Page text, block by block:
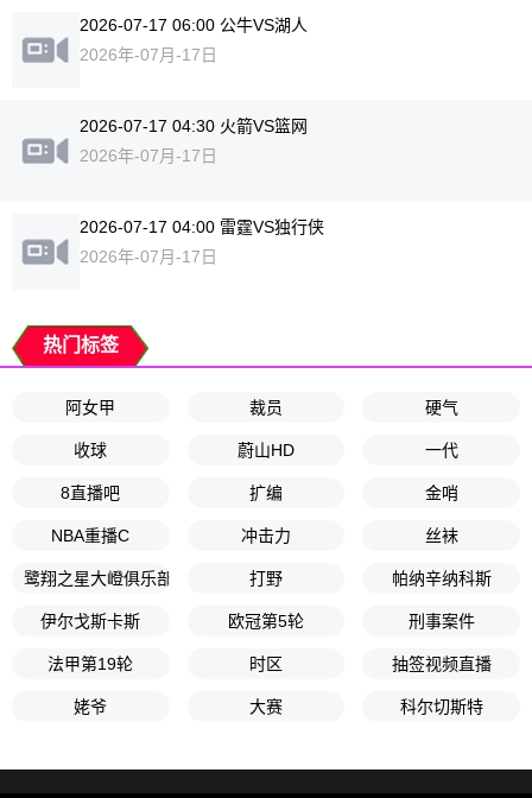
2026-07-17 06:00 公牛VS湖人
2026年-07月-17日
2026-07-17 04:30 火箭VS篮网
2026年-07月-17日
2026-07-17 04:00 雷霆VS独行侠
2026年-07月-17日
热门标签
阿女甲 裁员 硬气
收球 蔚山HD 一代
8直播吧 扩编 金哨
NBA重播C 冲击力 丝袜
鹭翔之星大嶝俱乐部 打野 帕纳辛纳科斯
伊尔戈斯卡斯 欧冠第5轮 刑事案件
法甲第19轮 时区 抽签视频直播
姥爷 大赛 科尔切斯特